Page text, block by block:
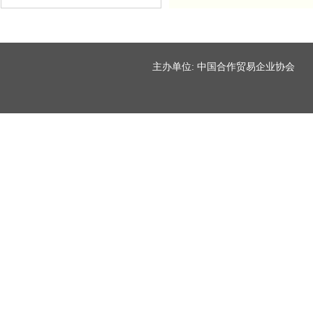
主办单位: 中国合作贸易企业协